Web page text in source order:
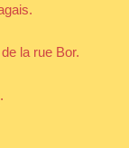
de la rue Bor.
.